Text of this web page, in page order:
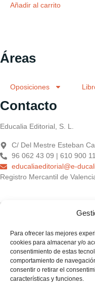
Para ofrecer las mejores
cookies para almacenar y/o
consentimiento de estas
comportamiento de
consentir o retirar el
características y funciones.
Añadir al carrito
Áreas
Oposiciones
Contacto
Educalia Editorial, S. L.
C/ Del Mestre Esteban
96 062 43 09 | 610 900
educaliaeditorial@e-
Registro Mercantil de
Educàlia Editorial Sociedad
Libro 7692. Hoja V-179332.
Educàlia Editorial S.L. está